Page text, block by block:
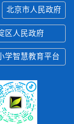
北京市人民政府
区人民政府
学智慧教育平台